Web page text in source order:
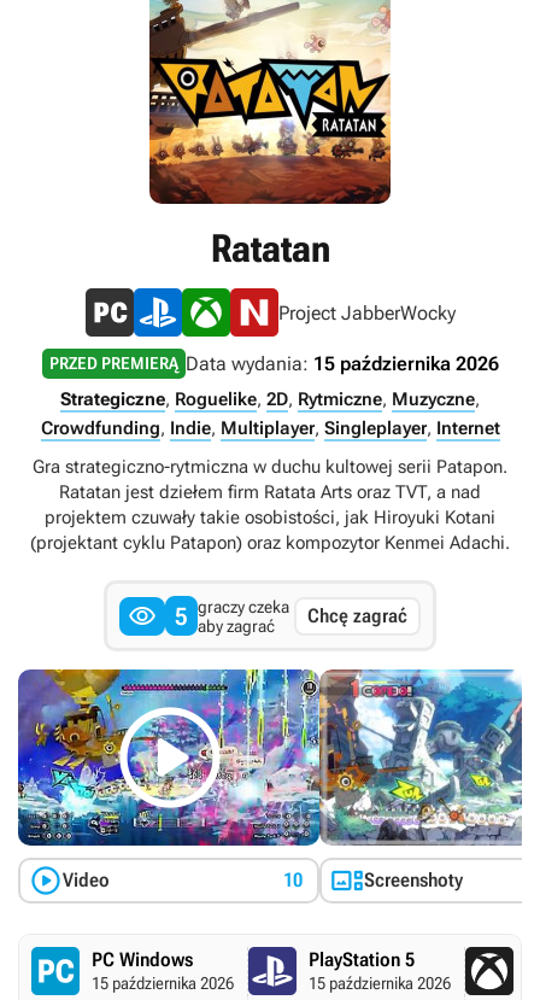
Ratatan
Project JabberWocky
PRZED PREMIERĄ Data wydania: 15 października 2026
Strategiczne, Roguelike, 2D, Rytmiczne, Muzyczne,
Crowdfunding, Indie, Multiplayer, Singleplayer, Internet
Gra strategiczno-rytmiczna w duchu kultowej serii Patapon.
Ratatan jest dziełem firm Ratata Arts oraz TVT, a nad
projektem czuwały takie osobistości, jak Hiroyuki Kotani
(projektant cyklu Patapon) oraz kompozytor Kenmei Adachi.
 5 graczy czeka
aby zagrać
Chcę zagrać

Video 10 Screenshoty
PC Windows
15 października 2026
PlayStation 5
15 października 2026